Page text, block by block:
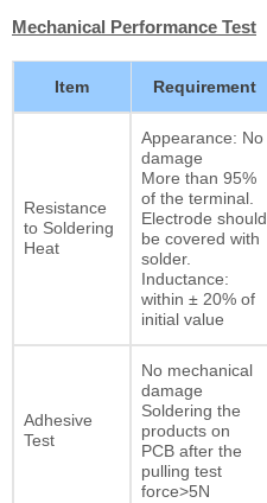
Mechanical Performance Test
Item Requirement
Resistance
to Soldering
Heat
Appearance: No
damage
More than 95%
of the terminal.
Electrode should
be covered with
solder.
Inductance:
within ± 20% of
initial value
Adhesive
Test
No mechanical
damage
Soldering the
products on
PCB after the
pulling test
force>5N